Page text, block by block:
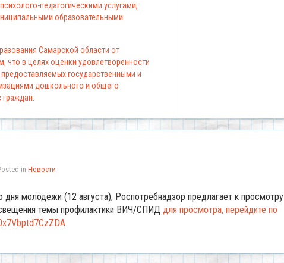
педагогическими услугами,
образовательными
Самарской области от
в целях оценки удовлетворенности
государственными и
дошкольного и общего
граждан.
in Новости
молодежи (12 августа), Роспотребнадзор предлагает к просмотру
темы профилактики ВИЧ/СПИД для просмотра, перейдите по